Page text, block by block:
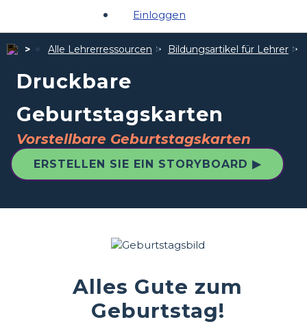
Einloggen
Alle Lehrerressourcen Bildungsartikel für Lehrer
Druckbare
Geburtstagskarten
Vorstellbare Geburtstagskarten
ERSTELLEN SIE EIN STORYBOARD ▶
Alles Gute zum
Geburtstag!